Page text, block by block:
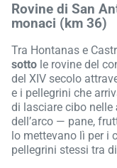
Rovine di San
monaci (km 36)
Tra Hontanas e
sotto le rovine del
del XIV secolo
e i pellegrini che
di lasciare cibo nelle
dell’arco — pane,
lo mettevano lì per i
pellegrini stessi tra